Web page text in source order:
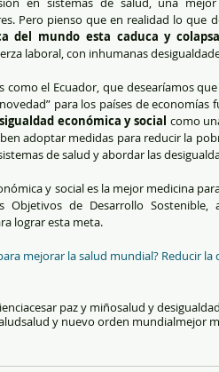
Pero pienso que en realidad lo que
del mundo esta caduca y
laboral, con inhumanas
como el Ecuador, que desearíamos
para los países de economías
económica y social como
adoptar medidas para reducir la
de salud y abordar las
y social es la mejor medicina
de Desarrollo Sostenible,
lograr esta meta.
mejorar la salud mundial? Reducir la
cesar paz y miñosalud y
salud y nuevo orden mundialmejor